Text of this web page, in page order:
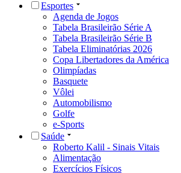
Esportes
Agenda de Jogos
Tabela Brasileirão Série A
Tabela Brasileirão Série B
Tabela Eliminatórias 2026
Copa Libertadores da América
Olimpíadas
Basquete
Vôlei
Automobilismo
Golfe
e-Sports
Saúde
Roberto Kalil - Sinais Vitais
Alimentação
Exercícios Físicos